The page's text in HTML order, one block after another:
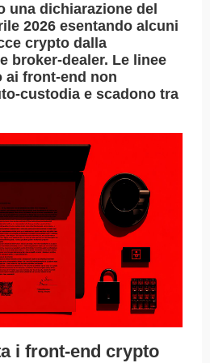
una dichiarazione del
2026 esentando alcuni
crypto dalla
broker-dealer. Le linee
ai front-end non
custodia e scadono tra
i front-end crypto